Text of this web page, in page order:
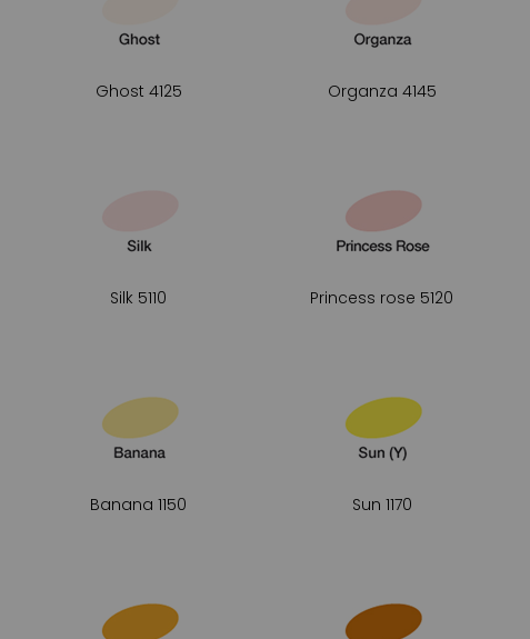
Ghost 4125 Organza 4145
Silk 5110 Princess rose 5120
Banana 1150 Sun 1170